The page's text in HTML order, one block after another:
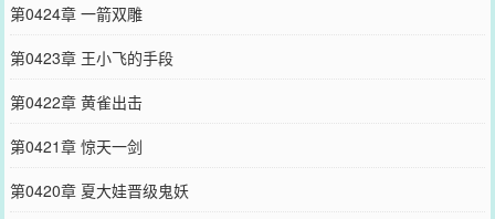
第0424章 一箭双雕
第0423章 王小飞的手段
第0422章 黄雀出击
第0421章 惊天一剑
第0420章 夏大娃晋级鬼妖